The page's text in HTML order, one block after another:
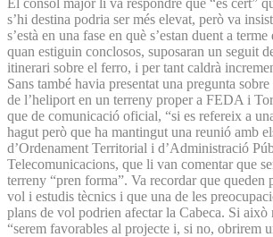
s’hi destina podria ser més elevat, però va
s’està en una fase en què s’estan duent a
quan estiguin conclosos, suposaran un seguit
itinerari sobre el ferro, i per tant caldrà
Sans també havia presentat una pregunta
de l’heliport en un terreny proper a FEDA i
que de comunicació oficial, “si es refereix a
hagut però que ha mantingut una reunió amb
d’Ordenament Territorial i d’Administració
Telecomunicacions, que li van comentar que
terreny “pren forma”. Va recordar que queden
vol i estudis tècnics i que una de les
plans de vol podrien afectar la Cabeca. Si això
“serem favorables al projecte i, si no, obrirem